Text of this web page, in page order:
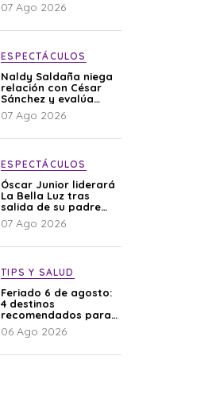
se han editado”
07 Ago 2026
ESPECTÁCULOS
Naldy Saldaña niega
relación con César
Sánchez y evalúa
denunciar a su
esposa: “Es una
07 Ago 2026
ESPECTÁCULOS
Óscar Junior liderará
La Bella Luz tras
salida de su padre
por polémica con
Naldy Saldaña
07 Ago 2026
TIPS Y SALUD
Feriado 6 de agosto:
4 destinos
recomendados para
disfrutar el descanso
06 Ago 2026